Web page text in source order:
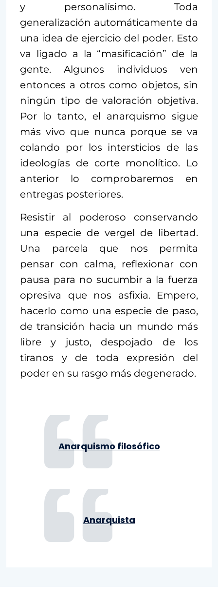
y personalísimo. Toda
generalización automáticamente da
una idea de ejercicio del poder. Esto
va ligado a la “masificación” de la
gente. Algunos individuos ven
entonces a otros como objetos, sin
ningún tipo de valoración objetiva.
Por lo tanto, el anarquismo sigue
más vivo que nunca porque se va
colando por los intersticios de las
ideologías de corte monolítico. Lo
anterior lo comprobaremos en
entregas posteriores.
Resistir al poderoso conservando
una especie de vergel de libertad.
Una parcela que nos permita
pensar con calma, reflexionar con
pausa para no sucumbir a la fuerza
opresiva que nos asfixia. Empero,
hacerlo como una especie de paso,
de transición hacia un mundo más
libre y justo, despojado de los
tiranos y de toda expresión del
poder en su rasgo más degenerado.
Anarquismo filosófico
Anarquista